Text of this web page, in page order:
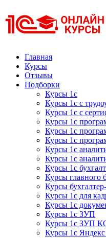
Курсы 1С
Курсы 1С официальная
Главная
Курсы
Отзывы
Подборки
Курсы 1с
Курсы 1с с
Курсы 1с с
Курсы 1с
Курсы 1с
Курсы 1с
Курсы 1с
Курсы 1с
Курсы 1с
Курсы главного
Курсы
Курсы 1с для
Курсы 1с
Курсы 1с ЗУП
Курсы 1с ЗУП
Курсы 1с